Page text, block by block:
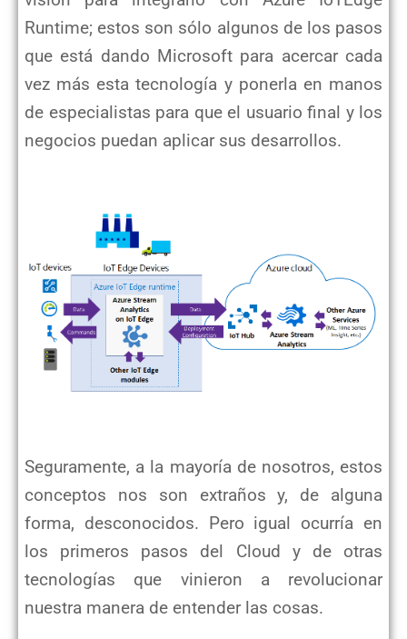
Runtime; estos son sólo algunos de los pasos
que está dando Microsoft para acercar cada
vez más esta tecnología y ponerla en manos
de especialistas para que el usuario final y los
negocios puedan aplicar sus desarrollos.
Seguramente, a la mayoría de nosotros, estos
conceptos nos son extraños y, de alguna
forma, desconocidos. Pero igual ocurría en
los primeros pasos del Cloud y de otras
tecnologías que vinieron a revolucionar
nuestra manera de entender las cosas.